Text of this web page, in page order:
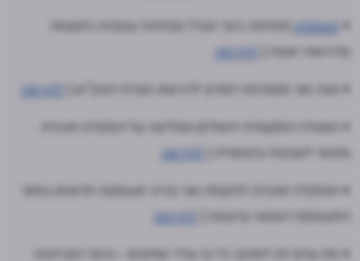
• תנופורטמפרטת כיצד תגדל מבחינה עסקית כתוצאה
מרכישת ישפרו |
לקריאה
• מגה אור מצטרפת למרוץ לרכישת חברת דסק"ש |
לקריאה
• הוועדה המקומית ירושלים ממליצה על הפקדת תוכנית
מתאר לשכונת עיסאווייה |
לקריאה
• הופקדה תוכנית להקמת שני בנייני תעסוקה חדשים באזור
התעסוקה הצפוני ברעננה |
לקריאה
• מה גורם לנו לאהוב כל כך גורדי שחקים - וכיצד הם הפכו